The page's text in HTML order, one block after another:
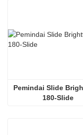
Pemindai Slide
180-Slide